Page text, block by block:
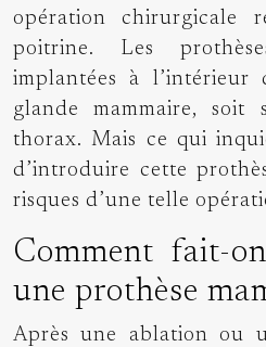
opération chirurgicale
poitrine. Les
implantées à
glande mammaire, soit
thorax. Mais ce qui
d’introduire cette
risques d’une telle
Comment fait-
une prothèse
Après une ablation ou